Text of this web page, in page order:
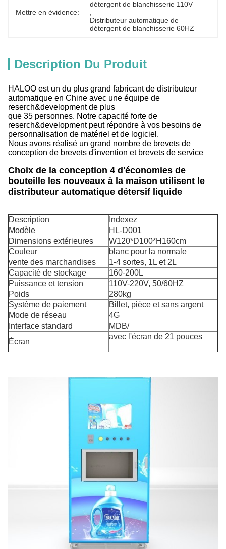
Mettre en évidence:
détergent de blanchisserie 110V
Distributeur automatique de
détergent de blanchisserie 60HZ
Description Du Produit
HALOO est un du plus grand fabricant de distributeur
automatique en Chine avec une équipe de
reserch&development de plus
que 35 personnes. Notre capacité forte de
reserch&development peut répondre à vos besoins de
personnalisation de matériel et de logiciel.
Nous avons réalisé un grand nombre de brevets de
conception de brevets d'invention et brevets de service
Choix de la conception 4 d'économies de
bouteille les nouveaux à la maison utilisent le
distributeur automatique détersif liquide
Description
Indexez
Modèle
HL-D001
Dimensions extérieures
W120*D100*H160cm
Couleur
blanc pour la normale
vente des marchandises
1-4 sortes, 1L et 2L
Capacité de stockage
160-200L
Puissance et tension
110V-220V, 50/60HZ
Poids
280kg
Système de paiement
Billet, pièce et sans argent
Mode de réseau
4G
Interface standard
MDB/
Écran
avec l'écran de 21 pouces